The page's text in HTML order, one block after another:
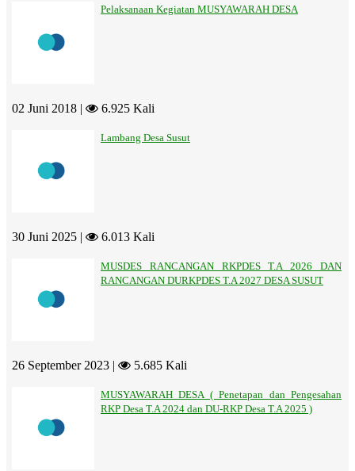
Pelaksanaan Kegiatan MUSYAWARAH DESA
02 Juni 2018 | 6.925 Kali
Lambang Desa Susut
30 Juni 2025 | 6.013 Kali
MUSDES RANCANGAN RKPDES T.A 2026 DAN
RANCANGAN DURKPDES T.A 2027 DESA SUSUT
26 September 2023 | 5.685 Kali
MUSYAWARAH DESA ( Penetapan dan Pengesahan
RKP Desa T.A 2024 dan DU-RKP Desa T.A 2025 )